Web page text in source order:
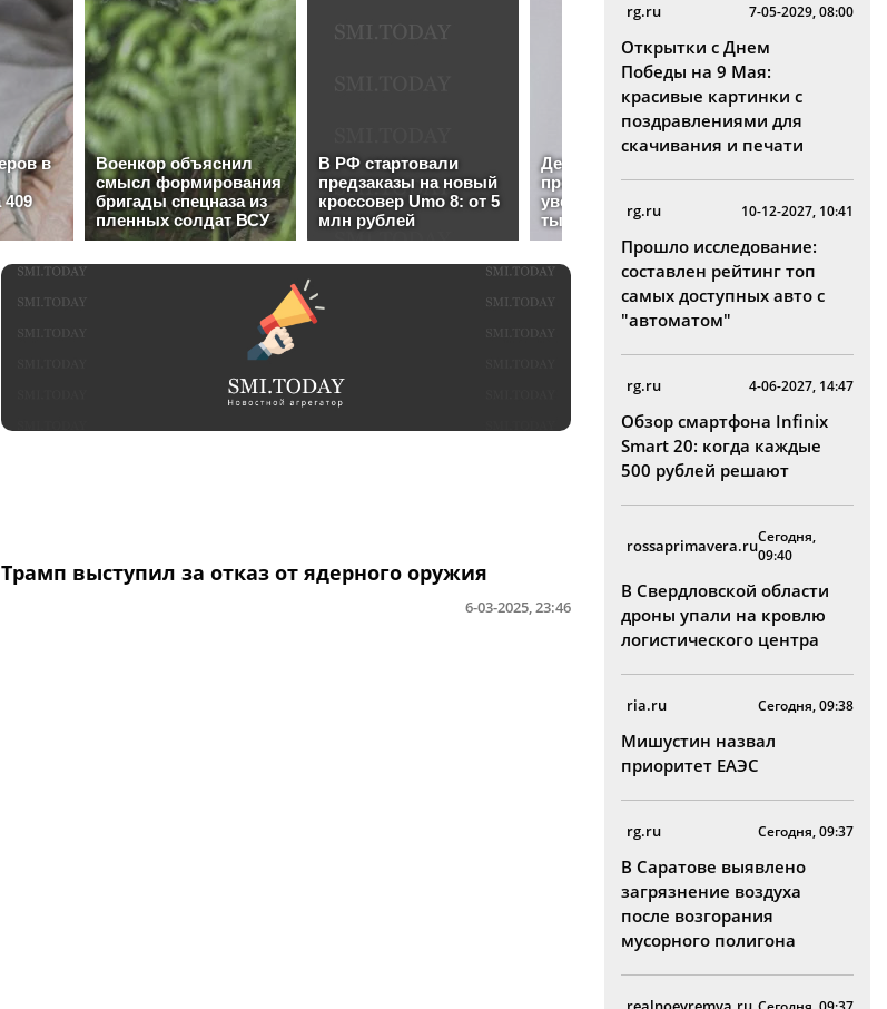
Трамп выступил за отказ от ядерного оружия
6-03-2025, 23:46
rg.ru 7-05-2029, 08:00
Открытки с Днем
Победы на 9 Мая:
красивые картинки с
поздравлениями для
скачивания и печати
rg.ru 10-12-2027, 10:41
Прошло исследование:
составлен рейтинг топ
самых доступных авто с
"автоматом"
rg.ru 4-06-2027, 14:47
Обзор смартфона Infinix
Smart 20: когда каждые
500 рублей решают
rossaprimavera.ruСегодня,
09:40
В Свердловской области
дроны упали на кровлю
логистического центра
ria.ru Сегодня, 09:38
Мишустин назвал
приоритет ЕАЭС
rg.ru Сегодня, 09:37
В Саратове выявлено
загрязнение воздуха
после возгорания
мусорного полигона